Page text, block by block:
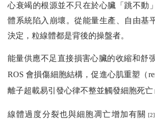
心衰竭的根源並不只在於心臟「跳不動
體系統陷入崩壞。從能量生產、自由基
決定，粒線體都是背後的操盤者。
能量供應不足直接損害心臟的收縮和舒
ROS 會損傷細胞結構，促進心肌重塑（
離子超載易引發心律不整並觸發細胞死亡
線體過度分裂也與細胞凋亡增加有關 [2]